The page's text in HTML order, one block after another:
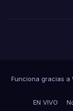
Funciona gracias a
EN VIVO